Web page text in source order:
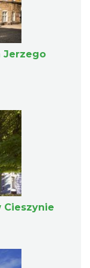
Jerzego
Teatr im. Adama Mickiewicza w Cieszynie